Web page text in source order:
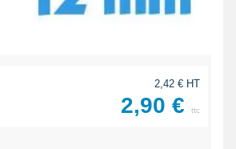
2,42 € HT
2,90 € ttc